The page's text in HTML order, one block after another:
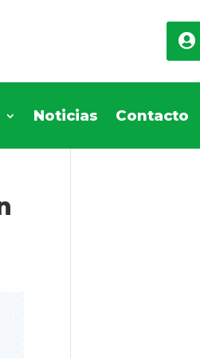
Noticias Contacto